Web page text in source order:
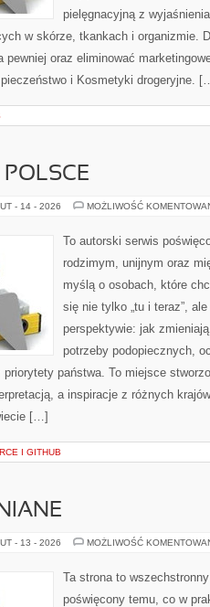
pielęgnacyjną z
w skórze, tkankach i organizmie.
oraz eliminować
i Kosmetyki drogeryjne.
- 14 - 2026 MOŻLIWOŚĆ
To autorski serwis
rodzimym, unijnym oraz
myślą o osobach, które
się nie tylko „tu i teraz”,
perspektywie: jak
potrzeby podopiecznych,
priorytety państwa. To miejsce
a inspiracje z różnych
[…]
I GITHUB
- 13 - 2026 MOŻLIWOŚĆ
Ta strona to
poświęcony temu, co w